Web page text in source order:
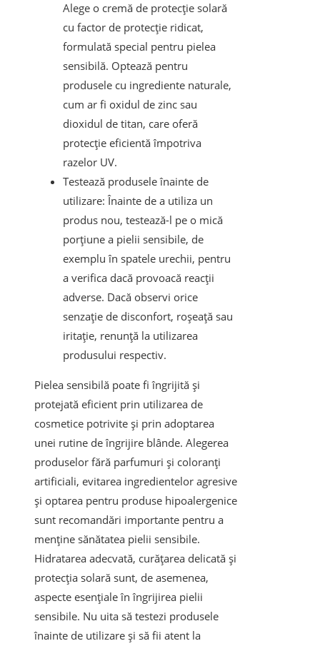
Alege o cremă de protecție solară
cu factor de protecție ridicat,
formulată special pentru pielea
sensibilă. Optează pentru
produsele cu ingrediente naturale,
cum ar fi oxidul de zinc sau
dioxidul de titan, care oferă
protecție eficientă împotriva
razelor UV.
Testează produsele înainte de
utilizare: Înainte de a utiliza un
produs nou, testează-l pe o mică
porțiune a pielii sensibile, de
exemplu în spatele urechii, pentru
a verifica dacă provoacă reacții
adverse. Dacă observi orice
senzație de disconfort, roșeață sau
iritație, renunță la utilizarea
produsului respectiv.
Pielea sensibilă poate fi îngrijită și
protejată eficient prin utilizarea de
cosmetice potrivite și prin adoptarea
unei rutine de îngrijire blânde. Alegerea
produselor fără parfumuri și coloranți
artificiali, evitarea ingredientelor agresive
și optarea pentru produse hipoalergenice
sunt recomandări importante pentru a
menține sănătatea pielii sensibile.
Hidratarea adecvată, curățarea delicată și
protecția solară sunt, de asemenea,
aspecte esențiale în îngrijirea pielii
sensibile. Nu uita să testezi produsele
înainte de utilizare și să fii atent la